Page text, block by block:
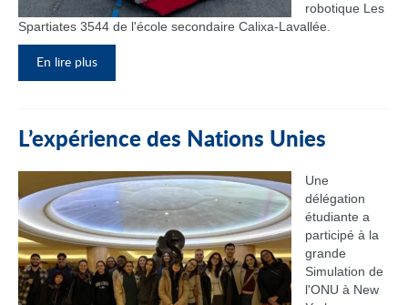
robotique Les
Spartiates 3544 de l'école secondaire Calixa-Lavallée.
En lire plus
L’expérience des Nations Unies
Une
délégation
étudiante a
participé à la
grande
Simulation de
l'ONU à New